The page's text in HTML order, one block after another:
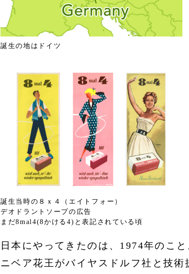
誕生の地はドイツ
誕生当時の８ｘ４（エイトフォー）
デオドラントソープの広告
まだ8mal4(8かける4)と表記されている頃
日本にやってきたのは、1974年のこと
ニベア花王がバイヤスドルフ社と技